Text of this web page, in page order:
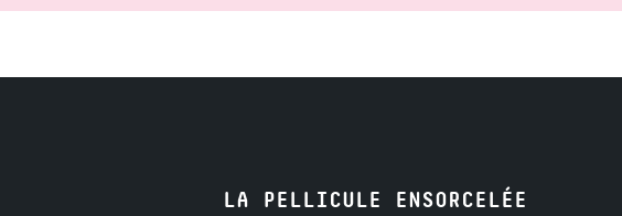
LA PELLICULE ENSORCELÉE